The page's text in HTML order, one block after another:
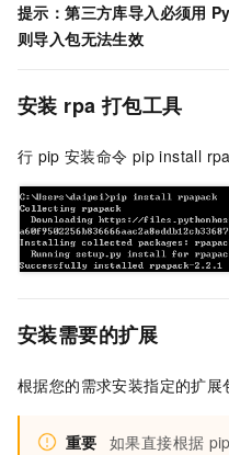
提示：第三方库导入必须用
则导入包无法生效
安装 rpa 打包工具
行 pip 安装命令 pip install
安装需要的扩展
根据您的需求安装指定的扩展
重要 如果直接根据